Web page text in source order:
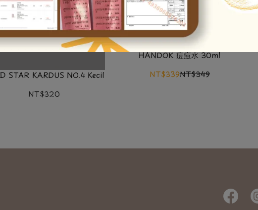
STAR KARDUS NO.4 Kecil
NT$320
HANDOK 痘痘水 30ml
NT$339NT$349